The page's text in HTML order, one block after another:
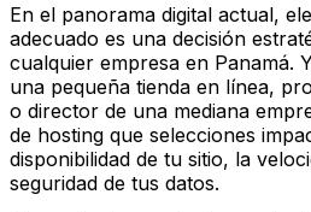
En el panorama digital actual,
adecuado es una decisión
cualquier empresa en Panamá.
una pequeña tienda en línea,
o director de una mediana
de hosting que selecciones
disponibilidad de tu sitio, la
seguridad de tus datos.